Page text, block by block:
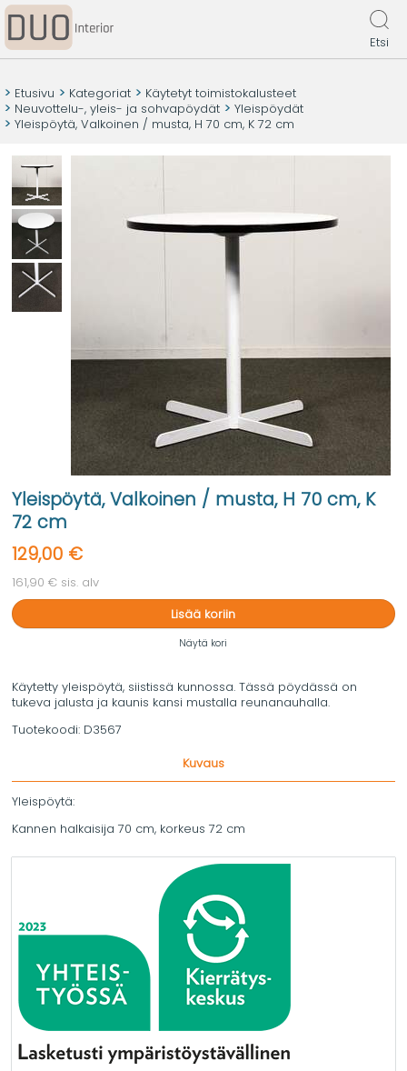
Etsi
Etusivu Kategoriat
Käytetyt toimistokalusteet
Neuvottelu-, yleis- ja sohvapöydät
Yleispöydät
Yleispöytä, Valkoinen / musta, H 70 cm, K 72 cm
Yleispöytä, Valkoinen / musta, H 70 cm, K
72 cm
129,00 €
161,90 € sis. alv
Lisää koriin
Näytä kori
Käytetty yleispöytä, siistissä kunnossa. Tässä pöydässä on
tukeva jalusta ja kaunis kansi mustalla reunanauhalla.
Tuotekoodi: D3567
Kuvaus
Yleispöytä:
Kannen halkaisija 70 cm, korkeus 72 cm